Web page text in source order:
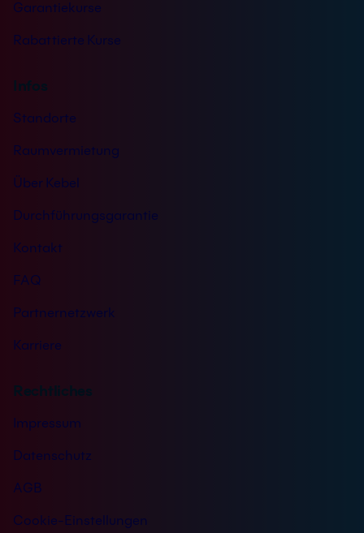
Garantiekurse
Rabattierte Kurse
Infos
Standorte
Raumvermietung
Über Kebel
Durchführungsgarantie
Kontakt
FAQ
Partnernetzwerk
Karriere
Rechtliches
Impressum
Datenschutz
AGB
Cookie-Einstellungen